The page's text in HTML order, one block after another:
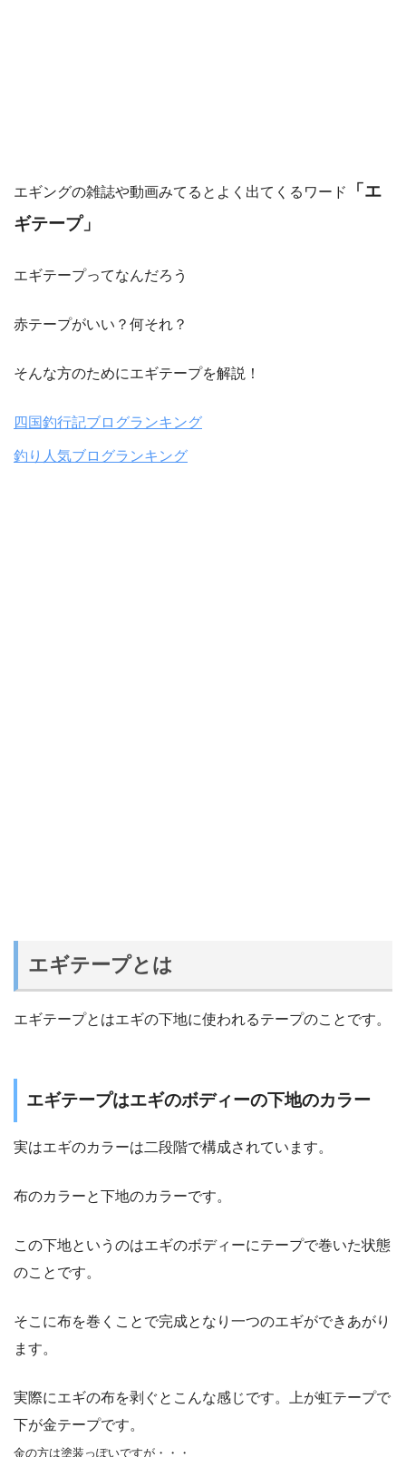
エギングの雑誌や動画みてるとよく出てくるワード
「エ
ギテープ」
エギテープってなんだろう
赤テープがいい？何それ？
そんな方のためにエギテープを解説！
四国釣行記ブログランキング
釣り人気ブログランキング
エギテープとは
エギテープとはエギの下地に使われるテープのことです。
エギテープはエギのボディーの下地のカラー
実はエギのカラーは二段階で構成されています。
布のカラーと下地のカラーです。
この下地というのはエギのボディーにテープで巻いた状態
のことです。
そこに布を巻くことで完成となり一つのエギができあがり
ます。
実際にエギの布を剥ぐとこんな感じです。上が虹テープで
下が金テープです。
金の方は塗装っぽいですが・・・